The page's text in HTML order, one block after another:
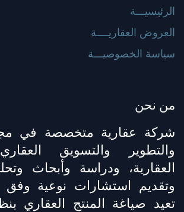
الرئيسيـــة
العروض العقاريــــة
سياسة الخصوصيـــة
من نحن
شركة عقارية متخصصة في
والتطوير والتسويق
العقارية، ودراسة وأبحاث
وتقديم استشارات نوعية
تعيد صياغة المنتج العقاري